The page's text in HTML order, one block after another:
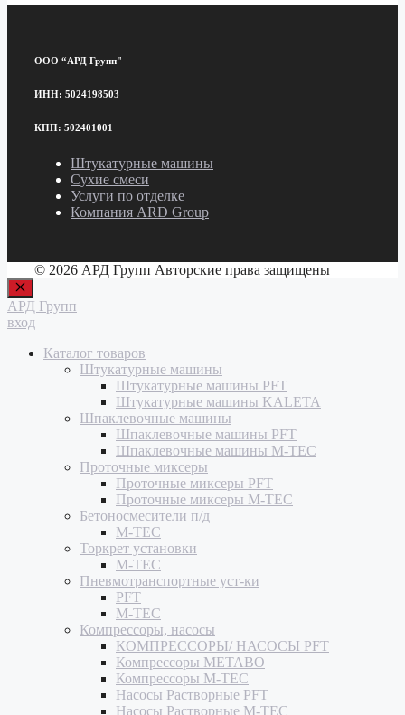
ООО “АРД Групп"
ИНН: 5024198503
КПП: 502401001
Штукатурные машины
Сухие смеси
Услуги по отделке
Компания ARD Group
© 2026 АРД Групп Авторские права защищены
Закрыть
АРД Групп
вход
Каталог товаров
Штукатурные машины
Штукатурные машины PFT
Штукатурные машины KALETA
Шпаклевочные машины
Шпаклевочные машины PFT
Шпаклевочные машины M-TEC
Проточные миксеры
Проточные миксеры PFT
Проточные миксеры M-TEC
Бетоносмесители п/д
M-TEC
Торкрет установки
M-TEC
Пневмотранспортные уст-ки
PFT
M-TEC
Компрессоры, насосы
КОМПРЕССОРЫ/ НАСОСЫ PFT
Компрессоры METABO
Компрессоры M-TEC
Насосы Растворные PFT
Насосы Растворные M-TEC